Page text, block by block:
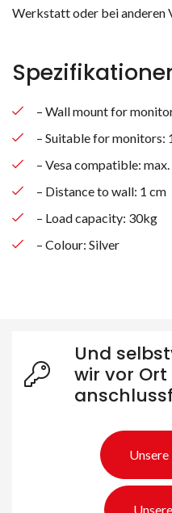
Werkstatt oder bei anderen
– Wall mount for
– Suitable for monitors:
– Vesa compatible:
– Distance to wall: 1 cm
– Load capacity: 30kg
– Colour: Silver
Und
wir vor Ort